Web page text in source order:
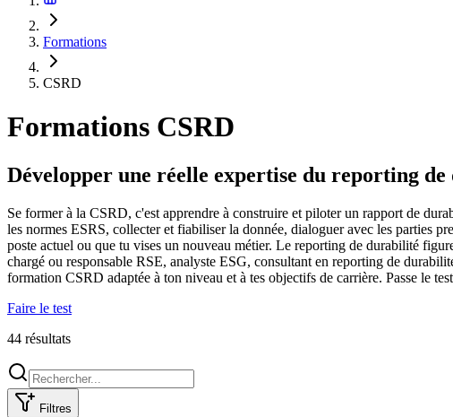
Formations
CSRD
Formations CSRD
Développer une réelle expertise du reporting
Se former à la CSRD, c'est apprendre à construire et piloter un rapport de
les normes ESRS, collecter et fiabiliser la donnée, dialoguer avec les parties
poste actuel ou que tu vises un nouveau métier. Le reporting de durabilité
chargé ou responsable RSE, analyste ESG, consultant en reporting de
formation CSRD adaptée à ton niveau et à tes objectifs de carrière. Passe le
Faire le test
44 résultats
Filtres